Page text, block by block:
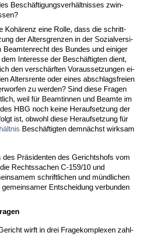
Beschäfti­gungs­verhält­nis­ses zwin­
Kohärenz ei­ne Rol­le, dass die schritt­
der Al­ters­gren­zen in der So­zi­al­ver­si­
Be­am­ten­recht des Bun­des und ei­ni­ger
In­ter­es­se der Beschäftig­ten dient,
den verschärf­ten Vor­aus­set­zun­gen ei­
Al­ters­ren­te oder ei­nes ab­schlags­frei­en
zu wer­den? Sind die­se Fra­gen
weil für Be­am­tin­nen und Be­am­te im
HBG noch kei­ne Her­auf­set­zung der
ist, ob­wohl die­se Her­auf­set­zung für
Beschäftig­ten demnächst wirk­sam
des Präsi­den­ten des Ge­richts­hofs vom
Rechts­sa­chen C‑159/10 und
schrift­li­chen und münd­li­chen
ge­mein­sa­mer Ent­schei­dung ver­bun­den
wirft in drei Fra­ge­kom­ple­xen zahl­